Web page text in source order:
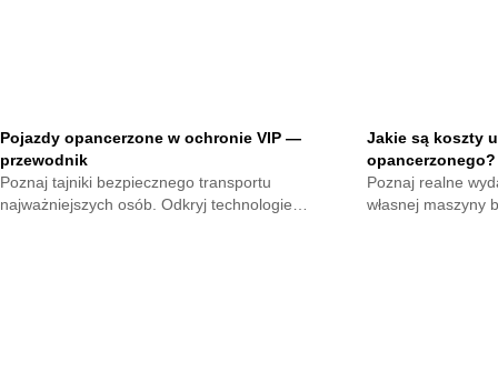
Pojazdy opancerzone w ochronie VIP —
przewodnik
Poznaj tajniki bezpiecznego transportu
najważniejszych osób. Odkryj technologie
Jakie są koszty
opancerzonego?
Poznaj realne
własnej maszyny